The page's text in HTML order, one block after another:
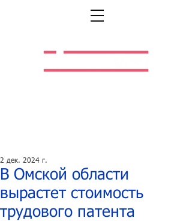
В Омской области
вырастет стоимость
трудового патента
2 дек. 2024 г.